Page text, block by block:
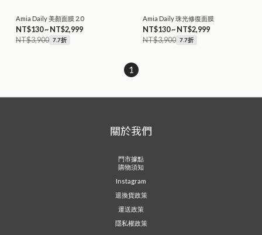
Amia Daily 美顏面膜 2.0
NT$130 ~ NT$2,999
NT$3,900 7.7折
Amia Daily 珠光修復面膜
NT$130 ~ NT$2,999
NT$3,900 7.7折
1
關於我們
門市據點
購物須知
Instagram
退換貨政策
運送政策
隱私權政策